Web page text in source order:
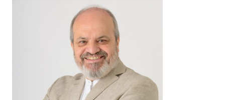
*
Guarda mi nombre, correo electrónico y web en
este navegador para la próxima vez que
comente.